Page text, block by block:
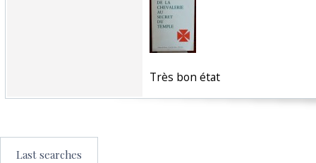
‎Très bon état‎
Last searches